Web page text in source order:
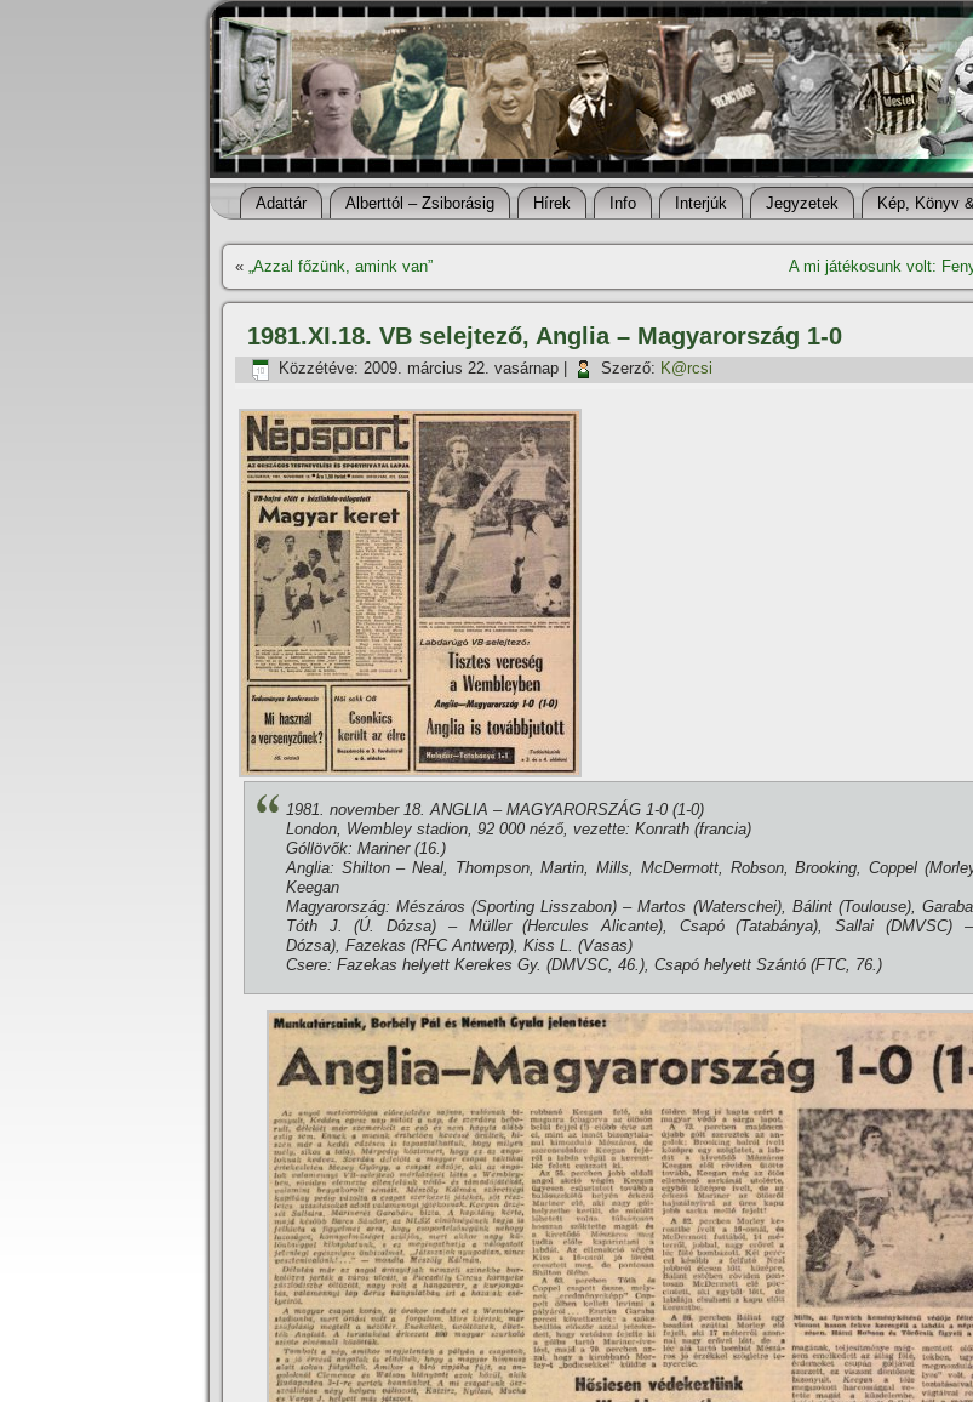
Adattár Alberttól – Zsiborásig Hí­rek Info Interjúk Jegyzetek Kép, Könyv
« „Azzal főzünk, amink van” A mi játékosunk volt:
1981.XI.18. VB selejtező, Anglia – Magyarország 1-0
Közzétéve: 2009. március 22. vasárnap Szerző: K@rcsi
1981. november 18. ANGLIA – MAGYARORSZÁG 1-0 (1-0)
London, Wembley stadion, 92 000 néző, vezette: Konrath (francia)
Góllövők: Mariner (16.)
Anglia: Shilton – Neal, Thompson, Martin, Mills, McDermott, Robson, Brooking, Coppel
Keegan
Magyarország: Mészáros (Sporting Lisszabon) – Martos (Waterschei), Bálint (Toulouse),
Tóth J. (Ú. Dózsa) – Müller (Hercules Alicante), Csapó (Tatabánya), Sallai (DMVSC)
Dózsa), Fazekas (RFC Antwerp), Kiss L. (Vasas)
Csere: Fazekas helyett Kerekes Gy. (DMVSC, 46.), Csapó helyett Szántó (FTC, 76.)